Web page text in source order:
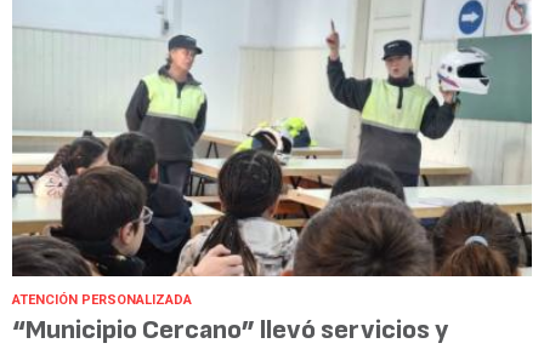
ATENCIÓN PERSONALIZADA
“Municipio Cercano” llevó servicios y